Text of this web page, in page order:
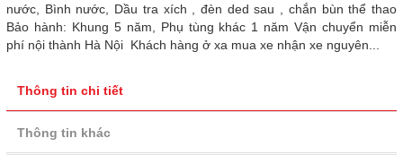
nước, Bình nước, Dầu tra xích , đèn ded sau , chắn bùn thể thao
Bảo hành: Khung 5 năm, Phụ tùng khác 1 năm Vận chuyển miễn
phí nội thành Hà Nội Khách hàng ở xa mua xe nhận xe nguyên...
Thông tin chi tiết
Thông tin khác